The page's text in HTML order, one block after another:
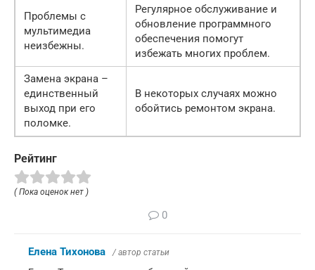
Проблемы с
мультимедиа
неизбежны.
Регулярное обслуживание и
обновление программного
обеспечения помогут
избежать многих проблем.
Замена экрана –
единственный
выход при его
поломке.
В некоторых случаях можно
обойтись ремонтом экрана.
Рейтинг
( Пока оценок нет )
0
Елена Тихонова / автор статьи